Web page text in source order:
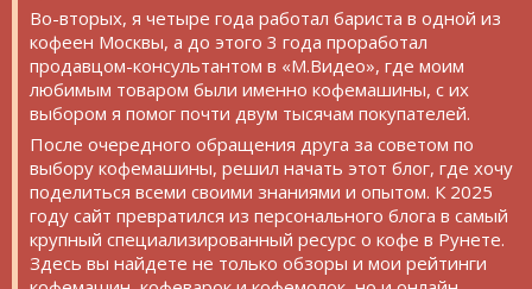
Во-вторых, я четыре года работал бариста в одной из
кофеен Москвы, а до этого 3 года проработал
продавцом-консультантом в «М.Видео», где моим
любимым товаром были именно кофемашины, с их
выбором я помог почти двум тысячам покупателей.
После очередного обращения друга за советом по
выбору кофемашины, решил начать этот блог, где хочу
поделиться всеми своими знаниями и опытом. К 2025
году сайт превратился из персонального блога в самый
крупный специализированный ресурс о кофе в Рунете.
Здесь вы найдете не только обзоры и мои рейтинги